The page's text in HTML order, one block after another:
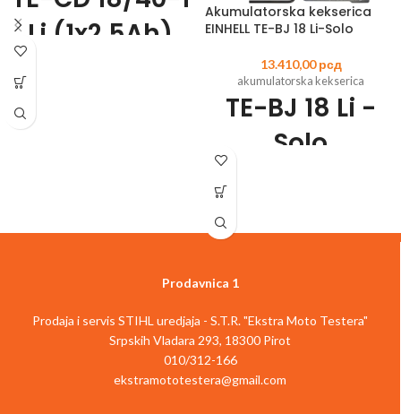
Li (1x2,5Ah)
artikla:
Zupčanik sa 2 brzine za snažno bušenje
Izuzetno laka za rad zahvaljujući
površini za držanje
Dolazi sa jednom 2,5 Ah baterijom i
Dolazi u praktičnom koferu
Akumulatorska kekserica
EINHELL TE-BJ 18 Li-Solo
13.410,00рсд
akumulatorska kekserica
TE-BJ 18 Li -
Solo
artikla:
Akumulatorsko sečenje – fleksibilna,
Neograničeno podešavanje visine
koraka
Pogodna za standardne veličine
Čvrst aluminijumski dizajn omogućava
Prodavnica 1
Prodaja i servis STIHL uredjaja - S.T.R. "Ekstra Moto Testera"
Srpskih Vladara 293, 18300 Pirot
010/312-166
ekstramototestera@gmail.com